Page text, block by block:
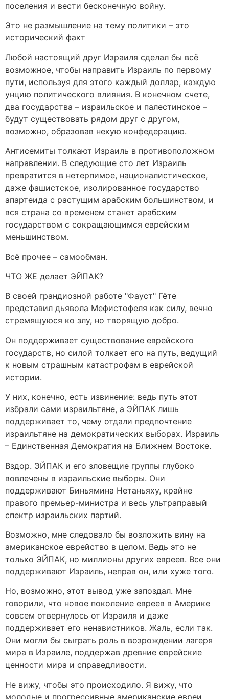
поселения и вести бесконечную войну.
Это не размышление на тему политики – это
исторический факт
Любой настоящий друг Израиля сделал бы всё
возможное, чтобы направить Израиль по первому
пути, используя для этого каждый доллар, каждую
унцию политического влияния. В конечном счете,
два государства – израильское и палестинское –
будут существовать рядом друг с другом,
возможно, образовав некую конфедерацию.
Антисемиты толкают Израиль в противоположном
направлении. В следующие сто лет Израиль
превратится в нетерпимое, националистическое,
даже фашистское, изолированное государство
апартеида с растущим арабским большинством, и
вся страна со временем станет арабским
государством с сокращающимся еврейским
меньшинством.
Всё прочее – самообман.
ЧТО ЖЕ делает ЭЙПАК?
В своей грандиозной работе "Фауст" Гёте
представил дьявола Мефистофеля как силу, вечно
стремящуюся ко злу, но творящую добро.
Он поддерживает существование еврейского
государств, но силой толкает его на путь, ведущий
к новым страшным катастрофам в еврейской
истории.
У них, конечно, есть извинение: ведь путь этот
избрали сами израильтяне, а ЭЙПАК лишь
поддерживает то, чему отдали предпочтение
израильтяне на демократических выборах. Израиль
– Единственная Демократия на Ближнем Востоке.
Вздор. ЭЙПАК и его зловещие группы глубоко
вовлечены в израильские выборы. Они
поддерживают Биньямина Нетаньяху, крайне
правого премьер-министра и весь ультраправый
спектр израильских партий.
Возможно, мне следовало бы возложить вину на
американское еврейство в целом. Ведь это не
только ЭЙПАК, но миллионы других евреев. Все они
поддерживают Израиль, неправ он, или хуже того.
Но, возможно, этот вывод уже запоздал. Мне
говорили, что новое поколение евреев в Америке
совсем отвернулось от Израиля и даже
поддерживает его ненавистников. Жаль, если так.
Они могли бы сыграть роль в возрождении лагеря
мира в Израиле, поддержав древние еврейские
ценности мира и справедливости.
Не вижу, чтобы это происходило. Я вижу, что
молодые и прогрессивные американские евреи